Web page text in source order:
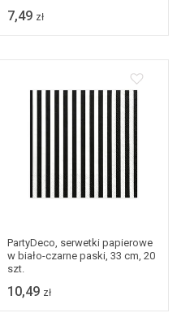
7,49 zł
PartyDeco, serwetki papierowe
w biało-czarne paski, 33 cm, 20
szt.
10,49 zł